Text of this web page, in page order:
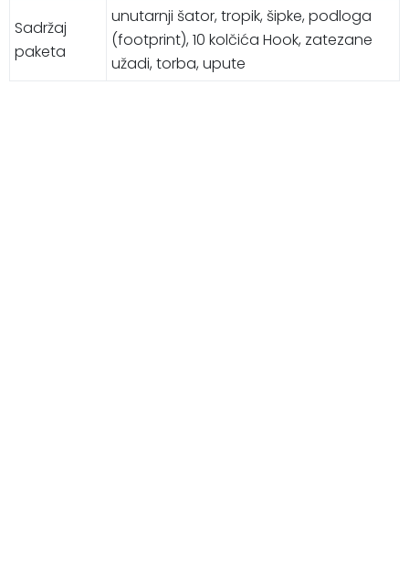
Sadržaj
paketa
unutarnji šator, tropik, šipke, podloga
(footprint), 10 kolčića Hook, zatezane
užadi, torba, upute